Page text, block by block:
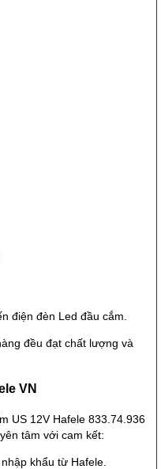
điện đèn Led đầu cắm.
đều đạt chất lượng và
VN
US 12V Hafele 833.74.936
tâm với cam kết:
khẩu từ Hafele.